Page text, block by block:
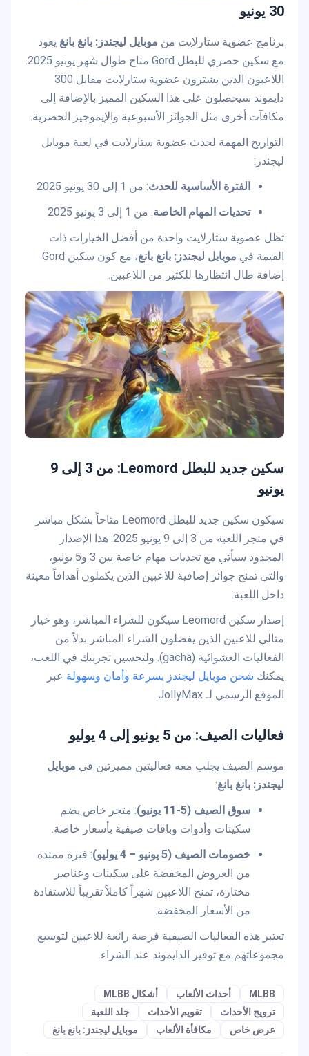
30 يونيو
برنامج عضوية ستارلايت من موبايل ليجندز: بانغ بانغ يعود
مع سكين حصري للبطل Gord متاح طوال شهر يونيو 2025.
اللاعبون الذين يشترون عضوية ستارلايت مقابل 300
دايموند سيحصلون على هذا السكين المميز بالإضافة إلى
مكافآت أخرى مثل الجوائز الأسبوعية والإيموجيز الحصرية.
التواريخ المهمة لحدث عضوية ستارلايت في لعبة موبايل
ليجندز:
الفترة الأساسية للحدث: من 1 إلى 30 يونيو 2025
تحديات المهام الخاصة: من 1 إلى 3 يونيو 2025
تظل عضوية ستارلايت واحدة من أفضل الخيارات ذات
القيمة في موبايل ليجندز: بانغ بانغ
، مع كون سكين Gord
إضافة طال انتظارها للكثير من اللاعبين.
سكين جديد للبطل Leomord: من 3 إلى 9
يونيو
سيكون سكين جديد للبطل Leomord متاحاً بشكل مباشر
في متجر اللعبة من 3 إلى 9 يونيو 2025. هذا الإصدار
المحدود سيأتي مع تحديات مهام خاصة بين 3 و5 يونيو،
والتي تمنح جوائز إضافية للاعبين الذين يكملون أهدافاً معينة
داخل اللعبة.
إصدار سكين Leomord سيكون للشراء المباشر، وهو خيار
مثالي للاعبين الذين يفضلون الشراء المباشر بدلاً من
الفعاليات العشوائية (gacha). ولتحسين تجربتك في اللعب،
يمكنك شحن موبايل ليجندز بسرعة وأمان وسهولة عبر
الموقع الرسمي لـ JollyMax.
فعاليات الصيف: من 5 يونيو إلى 4 يوليو
موسم الصيف يجلب معه فعاليتين مميزتين في موبايل
ليجندز: بانغ بانغ:
سوق الصيف (5-11 يونيو)
: متجر خاص يضم
سكينات وأدوات وباقات صيفية بأسعار خاصة.
خصومات الصيف (5 يونيو – 4 يوليو)
: فترة ممتدة
من العروض المخفضة على سكينات وعناصر
مختارة، تمنح اللاعبين شهراً كاملاً تقريباً للاستفادة
من الأسعار المخفضة.
تعتبر هذه الفعاليات الصيفية فرصة رائعة للاعبين لتوسيع
مجموعاتهم مع توفير الدايموند عند الشراء.
MLBB أحداث الألعاب
أشكال MLBB
ترويج الأحداث
تقويم الأحداث
جلد اللعبة
عرض خاص
مكافأة الألعاب موبايل ليجندز: بانغ بانغ